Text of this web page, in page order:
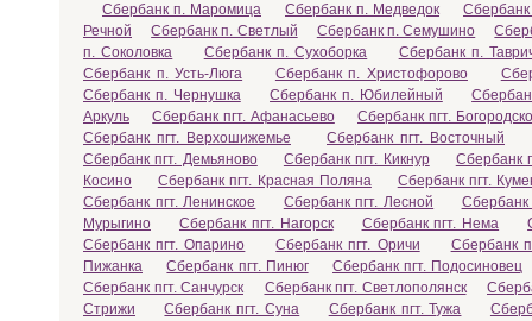
Сбербанк п. Маромица
Сбербанк п. Медведок
Речной
Сбербанк п. Светлый Сбербанк п. Семушино
п. Соколовка
Сбербанк п. Сухоборка
Сбербанк п.
Сбербанк п. Усть-Люга
Сбербанк п. Христофорово
Сбербанк п. Чернушка
Сбербанк п. Юбилейный
Аркуль
Сбербанк пгт. Афанасьево
Сбербанк пгт.
Сбербанк пгт. Верхошижемье
Сбербанк пгт. Восточный
Сбербанк пгт. Демьяново
Сбербанк пгт. Кикнур
Сбербанк
Косино
Сбербанк пгт. Красная Поляна
Сбербанк пгт.
Сбербанк пгт. Ленинское
Сбербанк пгт. Лесной
Мурыгино
Сбербанк пгт. Нагорск Сбербанк пгт. Нема
Сбербанк пгт. Опарино
Сбербанк пгт. Оричи
Сбербанк
Пижанка
Сбербанк пгт. Пинюг
Сбербанк пгт. Подосиновец
Сбербанк пгт. Санчурск
Сбербанк пгт. Светлополянск
Стрижи
Сбербанк пгт. Суна Сбербанк пгт. Тужа